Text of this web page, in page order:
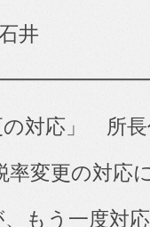
井
の対応」
率変更の対応
もう一度対